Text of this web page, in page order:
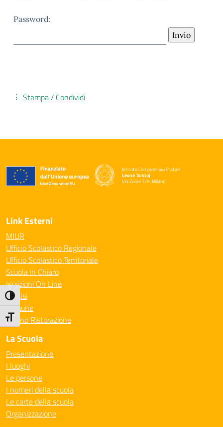
Attiva/disattiva alto contrasto
Attiva/disattiva dimensione testo
Password:
Stampa / Condividi
Istituto Comprensivo Statale
Leone Tolstoj
Via Zuara 7/9, Milano
— Visita la pagina iniziale della scuola
Link Esterni
MIUR
Ufficio Scolastico Regionale
Ufficio Scolastico Territoriale
Scuola in Chiaro
Iscrizioni On Line
Invalsi
Comune
Milano Ristorazione
La Scuola
Presentazione
I luoghi
Le persone
I numeri della scuola
Le carte della scuola
Organizzazione